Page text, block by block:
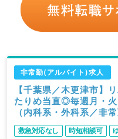
非常勤(アルバイト)求人
【千葉県／木更津市】
たりめ当直◎毎週月・
（内科系・外科系／非常
救急対応なし 時短相談可